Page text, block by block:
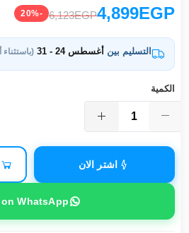
4,899EGP
6,123EGP
-20%
التسليم بين أغسطس 24 - 31 (باستثناء
الكمية
اشتر الان
WhatsApp